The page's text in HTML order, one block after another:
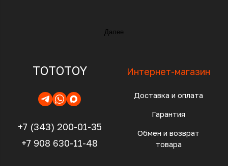
Далее
TOTOTOY
+7 (343) 200-01-35
+7 908 630-11-48
Интернет-магазин
Доставка и оплата
Гарантия
Обмен и возврат
товара